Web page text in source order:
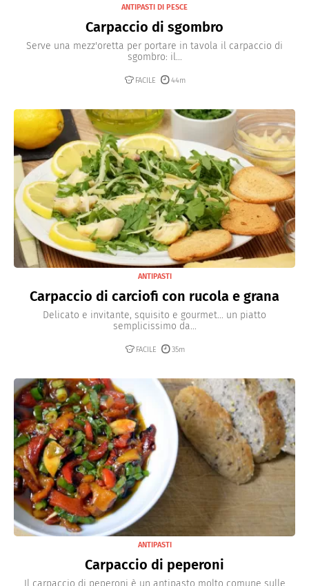
ANTIPASTI DI PESCE
Carpaccio di sgombro
Serve una mezz'oretta per portare in tavola il carpaccio di
sgombro: il...
FACILE 44m
ANTIPASTI
Carpaccio di carciofi con rucola e grana
Delicato e invitante, squisito e gourmet... un piatto
semplicissimo da...
FACILE 35m
ANTIPASTI
Carpaccio di peperoni